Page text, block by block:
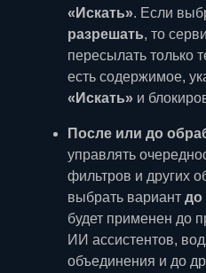
«Искать». Если
разрешать, то
пересылать только
есть содержимое,
«Искать» и
После или до
управлять
фильтров и других
выбрать вариант до
будет применен до
ИИ ассистентов,
объединения и до